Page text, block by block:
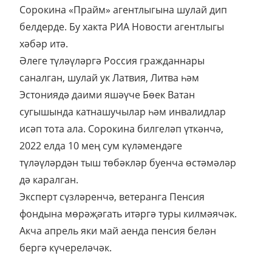
Сорокина «Прайм» агентлыгына шулай дип
белдерде. Бу хакта РИА Новости агентлыгы
хәбәр итә.
Әлеге түләүләргә Россия гражданнары
саналган, шулай ук Латвия, Литва һәм
Эстониядә даими яшәүче Бөек Ватан
сугышында катнашучылар һәм инвалидлар
исәп тота ала. Сорокина билгеләп үткәнчә,
2022 елда 10 мең сум күләмендәге
түләүләрдән тыш төбәкләр буенча өстәмәләр
дә каралган.
Эксперт сүзләренчә, ветеранга Пенсия
фондына мөрәҗәгать итәргә туры килмәячәк.
Акча апрель яки май аенда пенсия белән
бергә күчереләчәк.